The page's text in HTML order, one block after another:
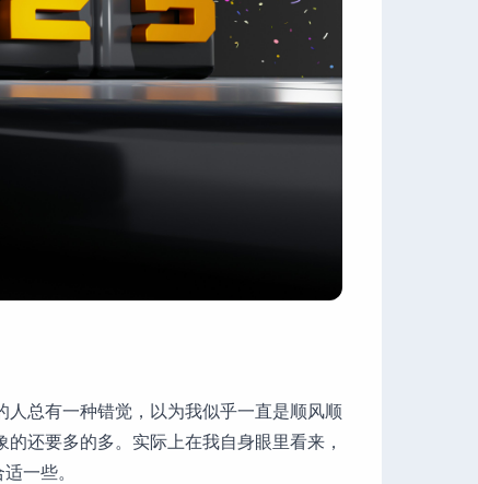
总有一种错觉，以为我似乎一直是顺风顺
还要多的多。实际上在我自身眼里看来，
一些。